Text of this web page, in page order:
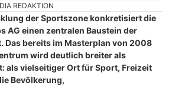
REDAKTION
der Sportszone konkretisiert die
AG einen zentralen Baustein der
Das bereits im Masterplan von 2008
wird deutlich breiter als
als vielseitiger Ort für Sport, Freizeit
Bevölkerung,